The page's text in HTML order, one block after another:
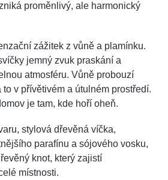
proměnlivý, ale harmonický
zážitek z vůně a plamínku.
jemný zvuk praskání a
atmosféru. Vůně probouzí
v přívětivém a útulném prostředí.
je tam, kde hoří oheň.
stylová dřevěná víčka,
parafínu a sójového vosku,
knot, který zajistí
místnosti.